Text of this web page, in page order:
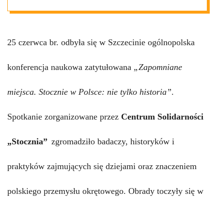
społeczną;
Szczecińska
konferencja o
polskich
stoczniach
25 czerwca br. odbyła się w Szczecinie ogólnopolska
konferencja naukowa zatytułowana „Zapomniane
miejsca. Stocznie w Polsce: nie tylko historia”.
Spotkanie zorganizowane przez Centrum Solidarności
„Stocznia” zgromadziło badaczy, historyków i
praktyków zajmujących się dziejami oraz znaczeniem
polskiego przemysłu okrętowego. Obrady toczyły się w